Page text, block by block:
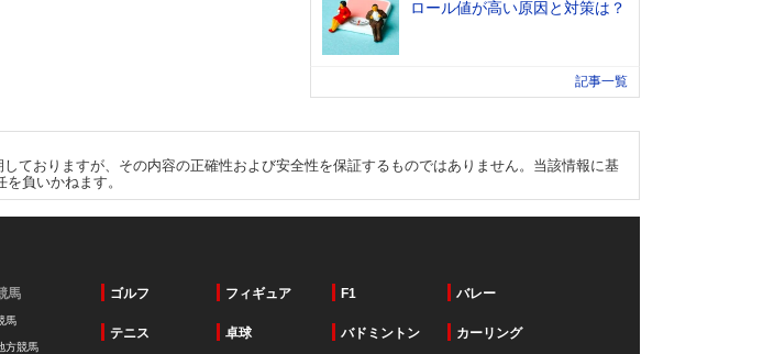
ロール値が高い原因と対策は？
記事一覧
ておりますが、その内容の正確性および安全性を保証するものではありません。当該情報に基
負いかねます。
馬
馬
方競馬
ゴルフ フィギュア F1 バレー
テニス 卓球 バドミントン カーリング